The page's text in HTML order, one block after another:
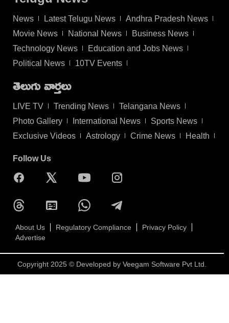
News Latest Telugu News
Andhra Pradesh News
Movie News
National News
Business News
Technology News
Education and Jobs News
Political News
10TV Events
తెలుగు వార్తలు
LIVE TV Trending News
Telangana News
Photo Gallery
International News
Sports News
Exclusive Videos
Astrology Crime News Health
Follow Us
About Us Regulatory Compliance
Privacy Policy
Advertise
Copyright 2025 © Developed by Veegam Software Pvt Ltd.